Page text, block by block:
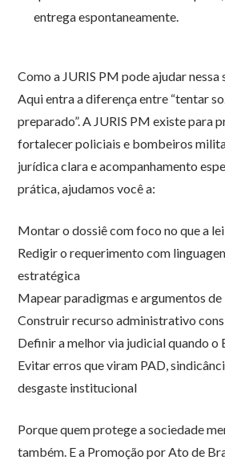
entrega espontaneamente.
Como a JURIS PM pode ajudar nessa
Aqui entra a diferença entre “tentar
preparado”. A JURIS PM existe para
fortalecer policiais e bombeiros
jurídica clara e acompanhamento
prática, ajudamos você a:
Montar o dossiê com foco no que a
Redigir o requerimento com
estratégica
Mapear paradigmas e argumentos
Construir recurso administrativo
Definir a melhor via judicial quando o
Evitar erros que viram PAD,
desgaste institucional
Porque quem protege a sociedade
também. E a Promoção por Ato de